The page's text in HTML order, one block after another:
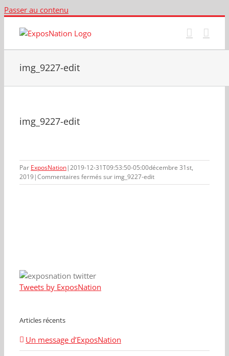
Passer au contenu
img_9227-edit
img_9227-edit
Par ExposNation|2019-12-31T09:53:50-05:00décembre 31st,
2019|Commentaires fermés sur img_9227-edit
Tweets by ExposNation
Articles récents
Un message d’ExposNation